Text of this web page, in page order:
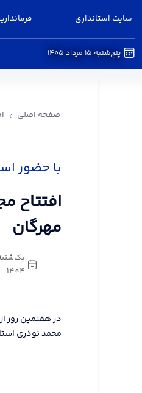
سایت استانداری
پنج‌شنبه 15 مرداد 1405
صفحه اصلی
با حضور
مهرگان
1404
محمد نوذری